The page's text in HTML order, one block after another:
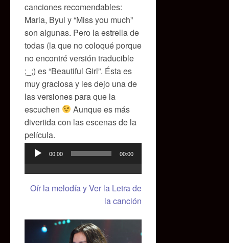
canciones recomendables:
Maria, Byul y “Miss you much”
son algunas. Pero la estrella de
todas (la que no coloqué porque
no encontré versión traducible
;_;) es “Beautiful Girl”. Ésta es
muy graciosa y les dejo una de
las versiones para que la
escuchen
Aunque es más
divertida con las escenas de la
película.
Reproductor
audio
00:00 00:00
Oír la melodía y Ver la Letra de
la canción